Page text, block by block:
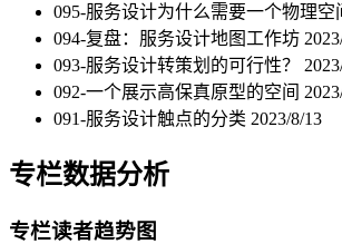
095-服务设计为什么需要一个物理空
094-复盘：服务设计地图工作坊
093-服务设计转策划的可行性？
092-一个展示高保真原型的空间
091-服务设计触点的分类 2023/8/13
专栏数据分析
专栏读者趋势图